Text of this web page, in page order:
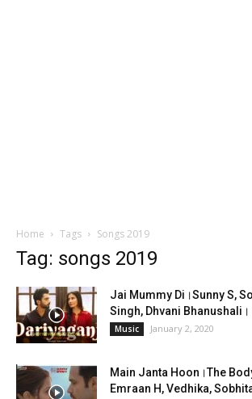
Home Tags Songs 2019
Tag: songs 2019
Jai Mummy Di।Sunny S,
Singh, Dhvani Bhanushali।
Music January 2, 2020
Main Janta Hoon।The
Emraan H, Vedhika,